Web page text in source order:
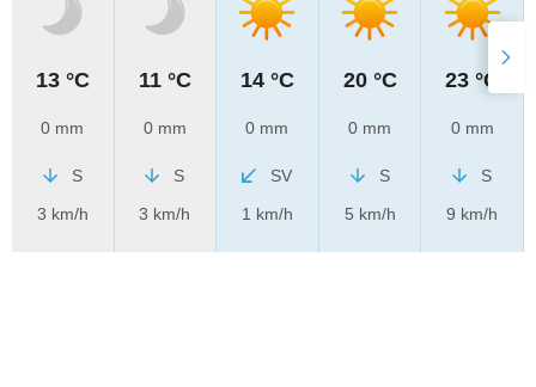
13 °C
0 mm
S
3 km/h
11 °C
0 mm
S
3 km/h
14 °C
0 mm
SV
1 km/h
20 °C
0 mm
S
5 km/h
23 °C
0 mm
S
9 km/h